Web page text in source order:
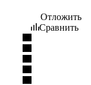
Отложить
Сравнить